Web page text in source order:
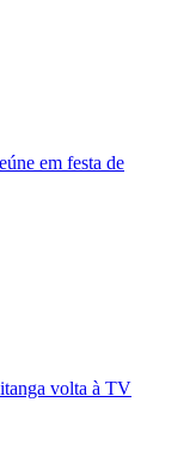
em festa de
volta à TV